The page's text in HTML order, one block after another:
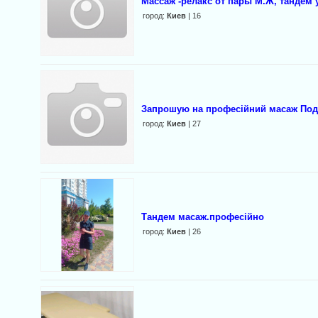
город:Киев | 16
Запрошую на професійний масаж
город:Киев | 27
Тандем масаж.професійно
город:Киев | 26